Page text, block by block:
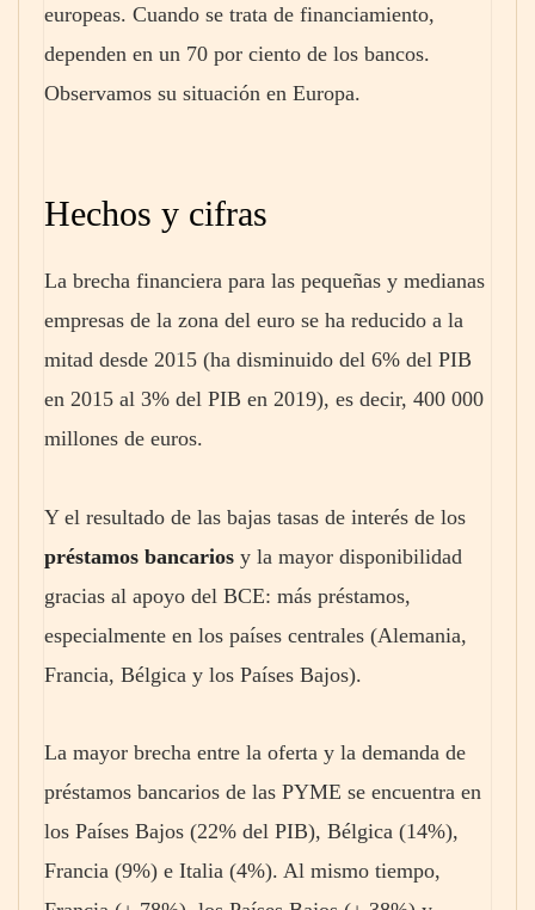
europeas. Cuando se trata de financiamiento,
dependen en un 70 por ciento de los bancos.
Observamos su situación en Europa.
Hechos y cifras
La brecha financiera para las pequeñas y medianas
empresas de la zona del euro se ha reducido a la
mitad desde 2015 (ha disminuido del 6% del PIB
en 2015 al 3% del PIB en 2019), es decir, 400 000
millones de euros.
Y el resultado de las bajas tasas de interés de los
préstamos bancarios y la mayor disponibilidad
gracias al apoyo del BCE: más préstamos,
especialmente en los países centrales (Alemania,
Francia, Bélgica y los Países Bajos).
La mayor brecha entre la oferta y la demanda de
préstamos bancarios de las PYME se encuentra en
los Países Bajos (22% del PIB), Bélgica (14%),
Francia (9%) e Italia (4%). Al mismo tiempo,